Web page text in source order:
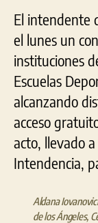
El intendente
el lunes un
instituciones
Escuelas
alcanzando
acceso
acto, llevado
Intendencia,
Aldana
de los Ángeles,